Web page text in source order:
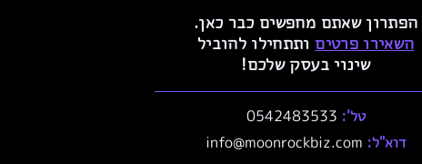
הפתרון שאתם מחפשים כבר כאן.
השאירו פרטים ותתחילו להוביל
שינוי בעסק שלכם!
טל':
דוא"ל: